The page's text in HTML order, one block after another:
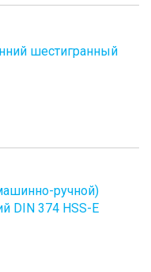
шестигранный
ручной)
DIN 374 HSS-E